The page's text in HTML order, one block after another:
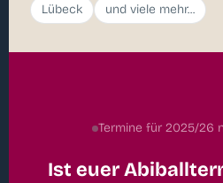
Lübeck
und viele mehr...
Termine für 2025/26
Ist euer